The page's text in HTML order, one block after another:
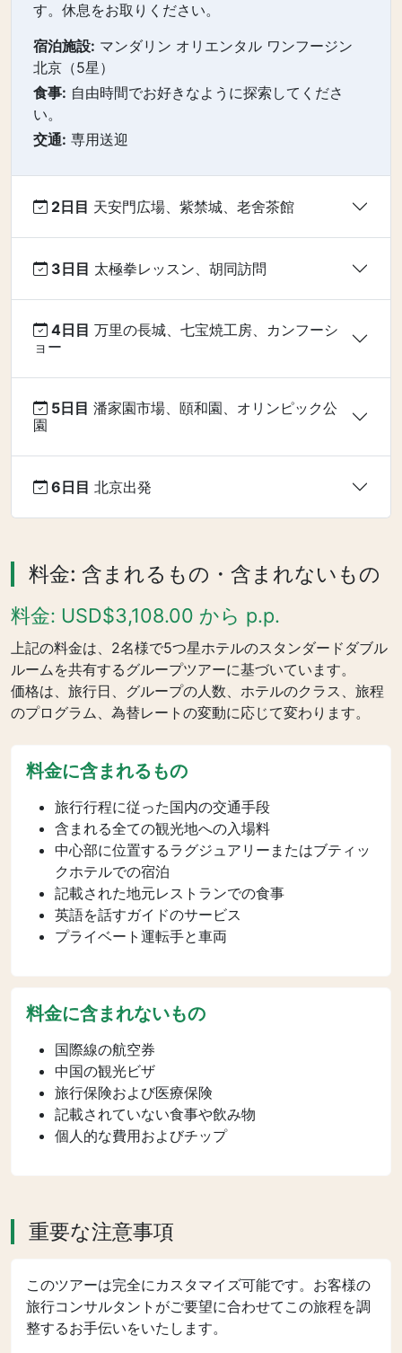
す。休息をお取りください。
宿泊施設: マンダリン オリエンタル ワンフージン
北京（5星）
食事: 自由時間でお好きなように探索してくださ
い。
交通: 専用送迎
2日目 天安門広場、紫禁城、老舍茶館
3日目 太極拳レッスン、胡同訪問
4日目
ョー
5日目
園
6日目 北京出発
料金: 含まれるもの・含まれないもの
料金: USD$3,108.00 から p.p.
上記の料金は、2名様で5つ星ホテルのスタンダードダブル
ルームを共有するグループツアーに基づいています。
価格は、旅行日、グループの人数、ホテルのクラス、旅程
のプログラム、為替レートの変動に応じて変わります。
料金に含まれるもの
旅行行程に従った国内の交通手段
含まれる全ての観光地への入場料
中心部に位置するラグジュアリーまたはブティッ
クホテルでの宿泊
記載された地元レストランでの食事
英語を話すガイドのサービス
プライベート運転手と車両
料金に含まれないもの
国際線の航空券
中国の観光ビザ
旅行保険および医療保険
記載されていない食事や飲み物
個人的な費用およびチップ
重要な注意事項
このツアーは完全にカスタマイズ可能です。お客様の
旅行コンサルタントがご要望に合わせてこの旅程を調
整するお手伝いをいたします。